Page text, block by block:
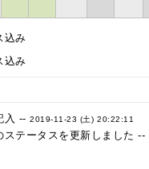
込み
込み
入 --2019-11-23 (土) 20:22:11
ステータスを更新しました --